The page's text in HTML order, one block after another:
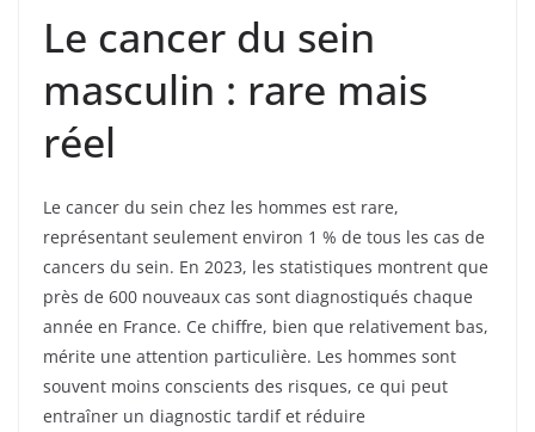
Le cancer du sein
masculin : rare mais
réel
Le cancer du sein chez les hommes est rare,
représentant seulement environ 1 % de tous les cas de
cancers du sein. En 2023, les statistiques montrent que
près de 600 nouveaux cas sont diagnostiqués chaque
année en France. Ce chiffre, bien que relativement bas,
mérite une attention particulière. Les hommes sont
souvent moins conscients des risques, ce qui peut
entraîner un diagnostic tardif et réduire